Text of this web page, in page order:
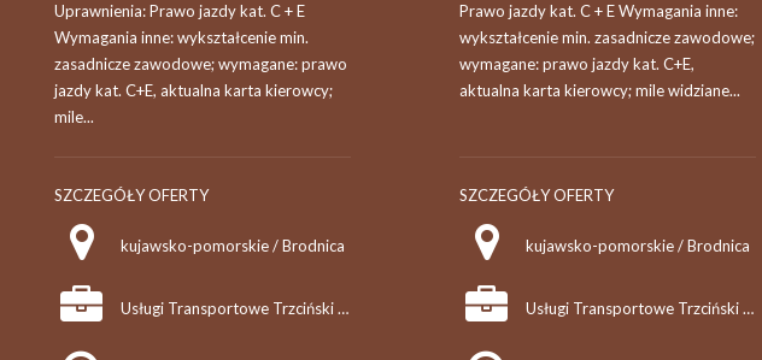
Uprawnienia: Prawo jazdy kat. C + E
Wymagania inne: wykształcenie min.
zasadnicze zawodowe; wymagane: prawo
jazdy kat. C+E, aktualna karta kierowcy;
mile...
SZCZEGÓŁY OFERTY
kujawsko-pomorskie / Brodnica
Usługi Transportowe Trzciński Michał
Prawo jazdy kat. C + E Wymagania inne:
wykształcenie min. zasadnicze zawodowe;
wymagane: prawo jazdy kat. C+E,
aktualna karta kierowcy; mile widziane...
SZCZEGÓŁY OFERTY
kujawsko-pomorskie / Brodnica
Usługi Transportowe Trzciński Michał